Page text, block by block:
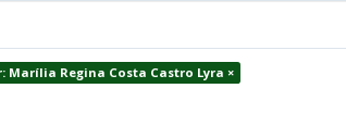
Marília Regina Costa Castro Lyra ×